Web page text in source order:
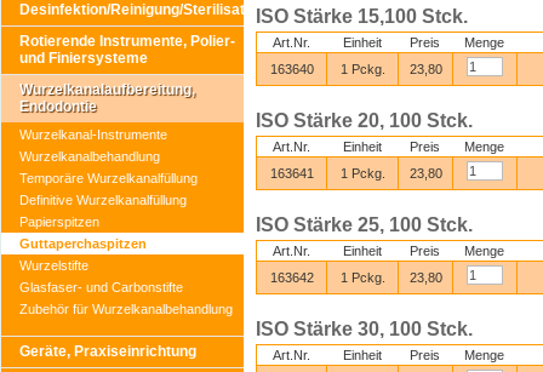
Desinfektion/Reinigung/Sterilisation
Rotierende Instrumente, Polier-
und Finiersysteme
Wurzelkanalaufbereitung,
Endodontie
Wurzelkanal-Instrumente
Wurzelkanalbehandlung
Temporäre Wurzelkanalfüllung
Definitive Wurzelkanalfüllung
Papierspitzen
Guttaperchaspitzen
Wurzelstifte
Glasfaser- und Carbonstifte
Zubehör für Wurzelkanalbehandlung
Geräte, Praxiseinrichtung
ISO Stärke 15,100 Stck.
Art.Nr. Einheit Preis
Menge
163640
1 Pckg. 23,80
ISO Stärke 20, 100 Stck.
Art.Nr. Einheit Preis
Menge
163641
1 Pckg. 23,80
ISO Stärke 25, 100 Stck.
Art.Nr. Einheit Preis
Menge
163642
1 Pckg. 23,80
ISO Stärke 30, 100 Stck.
Art.Nr. Einheit Preis
Menge